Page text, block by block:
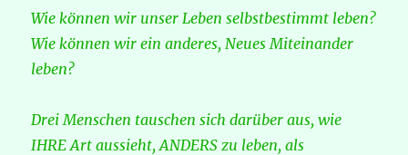
Wie können wir unser Leben selbstbestimmt leben?
Wie können wir ein anderes, Neues Miteinander
leben?
Drei Menschen tauschen sich darüber aus, wie
IHRE Art aussieht, ANDERS zu leben, als